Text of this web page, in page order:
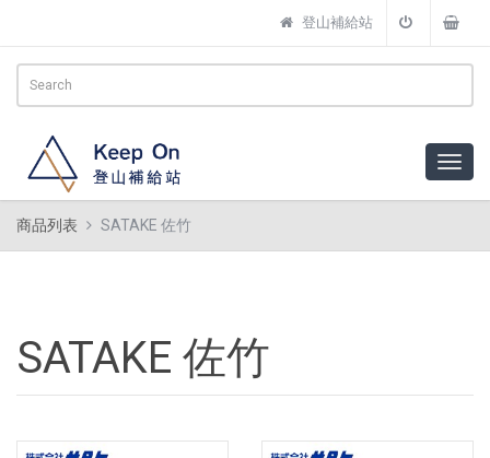
登山補給站
商品列表 SATAKE 佐竹
SATAKE 佐竹